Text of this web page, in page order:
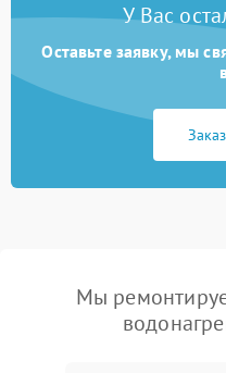
У Вас
Оставьте заявку, мы
Мы